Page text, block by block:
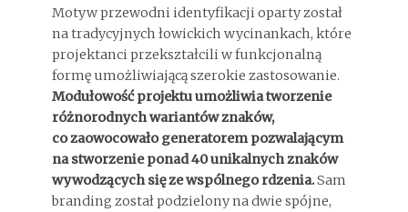
Motyw przewodni identyfikacji oparty został
na tradycyjnych łowickich wycinankach, które
projektanci przekształcili w funkcjonalną
formę umożliwiającą szerokie zastosowanie.
Modułowość projektu umożliwia tworzenie
różnorodnych wariantów znaków,
co zaowocowało generatorem pozwalającym
na stworzenie ponad 40 unikalnych znaków
wywodzących się ze wspólnego rdzenia.Sam
branding został podzielony na dwie spójne,